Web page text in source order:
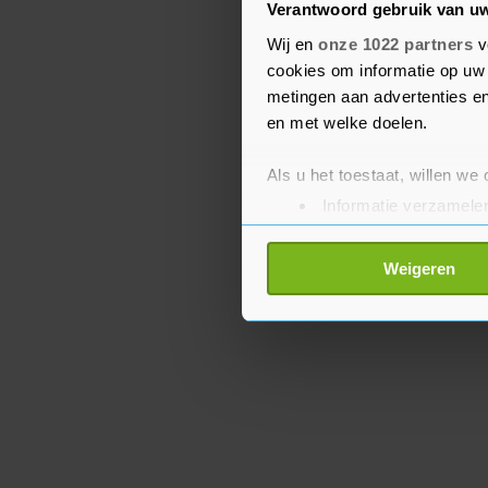
Verantwoord gebruik van
Wij en onze 1022 partners
cookies om informatie op
metingen aan advertenties
en met welke doelen.
Als u het toestaat, willen we
Informatie
Uw apparaat
Lees meer over hoe uw
toestemming op elk moment
Weigeren
zou onder meer
luchtaanvallen op
energiecentrales zal